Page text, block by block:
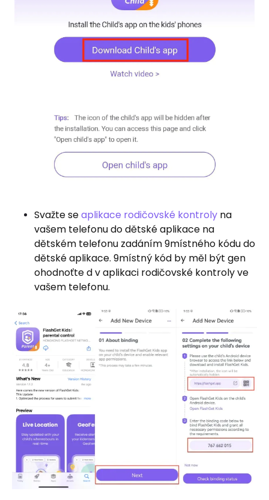
Svažte seaplikace rodičovské kontroly na
vašem telefonu do dětské aplikace na
dětském telefonu zadáním 9místného kódu do
dětské aplikace. 9místný kód by měl být gen
ohodnoťte d v aplikaci rodičovské kontroly ve
vašem telefonu.